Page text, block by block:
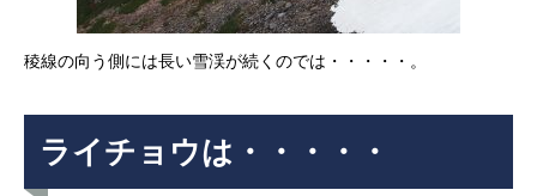
稜線の向う側には長い雪渓が続くのでは・・・・・。
ライチョウは・・・・・